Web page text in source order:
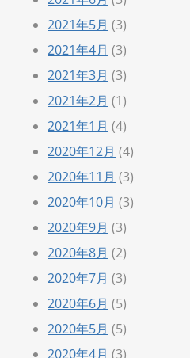
2021年5月 (3)
2021年4月 (3)
2021年3月 (3)
2021年2月 (1)
2021年1月 (4)
2020年12月 (4)
2020年11月 (3)
2020年10月 (3)
2020年9月 (3)
2020年8月 (2)
2020年7月 (3)
2020年6月 (5)
2020年5月 (5)
2020年4月 (3)